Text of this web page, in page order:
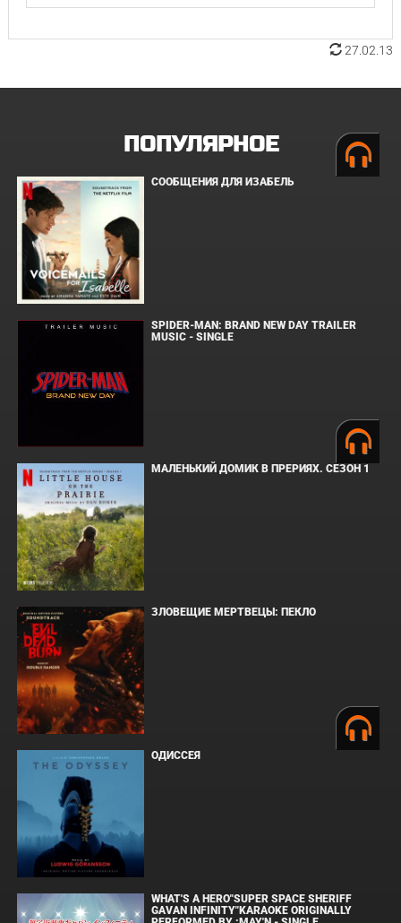
27.02.13
ПОПУЛЯРНОЕ
СООБЩЕНИЯ ДЛЯ ИЗАБЕЛЬ
SPIDER-MAN: BRAND NEW DAY TRAILER
MUSIC - SINGLE
МАЛЕНЬКИЙ ДОМИК В ПРЕРИЯХ. СЕЗОН 1
ЗЛОВЕЩИЕ МЕРТВЕЦЫ: ПЕКЛО
ОДИССЕЯ
WHAT'S A HERO"SUPER SPACE SHERIFF
GAVAN INFINITY"KARAOKE ORIGINALLY